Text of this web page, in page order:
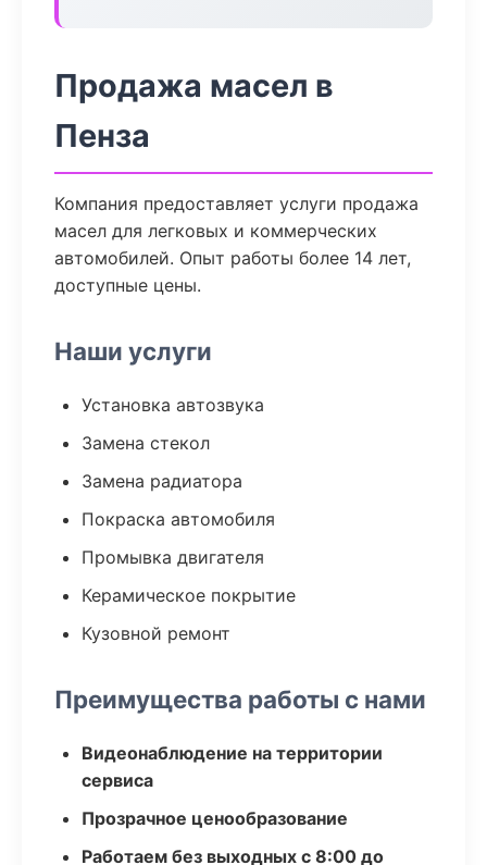
Продажа масел в
Пенза
Компания предоставляет услуги продажа
масел для легковых и коммерческих
автомобилей. Опыт работы более 14 лет,
доступные цены.
Наши услуги
Установка автозвука
Замена стекол
Замена радиатора
Покраска автомобиля
Промывка двигателя
Керамическое покрытие
Кузовной ремонт
Преимущества работы с нами
Видеонаблюдение на территории
сервиса
Прозрачное ценообразование
Работаем без выходных с 8:00 до